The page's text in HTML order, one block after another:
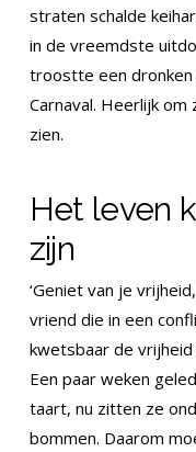
straten schalde
in de vreemdste
troostte een dronken
Carnaval. Heerlijk
zien.
Het leven
zijn
‘Geniet van je
vriend die in een
kwetsbaar de vrijheid
Een paar weken
taart, nu zitten ze
bommen. Daarom